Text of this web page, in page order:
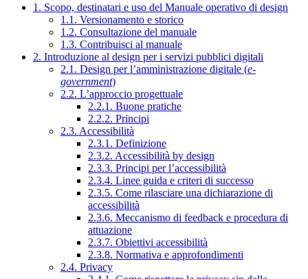
1. Scopo, destinatari e uso del Manuale operativo di design
1.1. Versionamento e storico
1.2. Consultazione del manuale
1.3. Contribuisci al manuale
2. Introduzione al design per i servizi pubblici digitali
2.1. Design per l’amministrazione digitale (e-
government)
2.2. L’approccio progettuale
2.2.1. Buone pratiche
2.2.2. Principi
2.3. Accessibilità
2.3.1. Definizione
2.3.2. Accessibilità by design
2.3.3. Principi per l’accessibilità
2.3.4. Linee guida e criteri di successo
2.3.5. Come rilasciare una dichiarazione di
accessibilità
2.3.6. Meccanismo di feedback e procedura di
attuazione
2.3.7. Obiettivi accessibilità
2.3.8. Normativa e approfondimenti
2.4. Privacy